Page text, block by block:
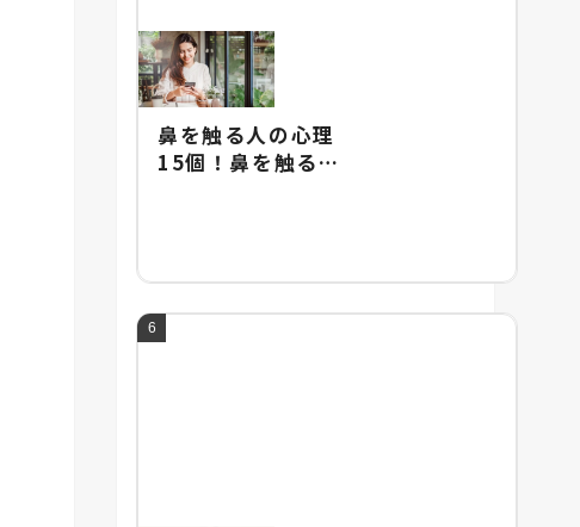
鼻を触る人の心理
15個！鼻を触るし